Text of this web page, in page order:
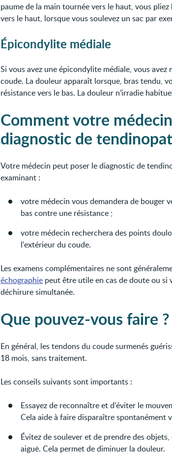
paume de la main tournée vers le haut, vous
vers le haut, lorsque vous soulevez un sac par
Épicondylite médiale
Si vous avez une épicondylite médiale, vous
coude. La douleur apparaît lorsque, bras tendu,
résistance vers le bas. La douleur n’irradie
Comment votre
diagnostic de
Votre médecin peut poser le diagnostic de
examinant :
votre médecin vous demandera de bouger
bas contre une résistance ;
votre médecin recherchera des points
l'extérieur du coude.
Les examens complémentaires ne sont
échographie peut être utile en cas de doute ou si
déchirure simultanée.
Que pouvez-vous faire ?
En général, les tendons du coude surmenés
18 mois, sans traitement.
Les conseils suivants sont importants :
Essayez de reconnaître et d'éviter le
Cela aide à faire disparaître spontanément
Évitez de soulever et de prendre des
aiguë. Cela permet de diminuer la douleur.